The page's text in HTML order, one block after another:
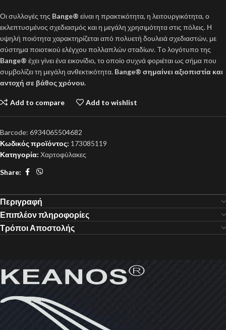
Οι συλλογές της Bange® είναι η πρακτικότητα, η λειτουργικότητα, ο
εκλεπτυσμένος σχεδιασμός και η μεγάλη χρησιμότητα στις πόλεις. Η
υψηλή ποιότητα χαρακτηρίζεται από πολυετή δουλειά σχεδιαστών, με
σύστημα ποιοτικού ελέγχου πολλαπλών σταδίων. Tο λογότυπο της
Bange® έχει γίνει ένα εικονίδιο, το οποίο συχνά φοριέται ως σήμα που
συμβολίζει τη μεγάλη ανθεκτικότητα. Bange® σημαίνει αξιοπιστία και
αντοχή σε βάθος χρόνου.
Add to compare Add to wishlist
Barcode: 6934065504682
Κωδικός προϊόντος: 173085119
Κατηγορία: Χαρτοφύλακες
Share:
Περιγραφή
Επιπλέον πληροφορίες
Τρόποι Αποστολής